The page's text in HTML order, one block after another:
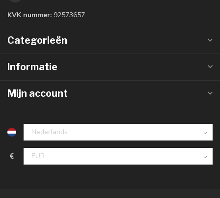
KVK nummer: 92573657
Categorieën
Informatie
Mijn account
€